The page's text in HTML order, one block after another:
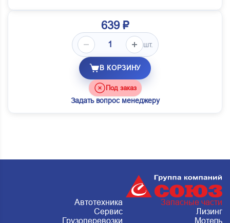
639 ₽
шт.
В КОРЗИНУ
Под заказ
Задать вопрос менеджеру
Автотехника
Запасные части
Сервис
Лизинг
Грузоперевозки
Мотель